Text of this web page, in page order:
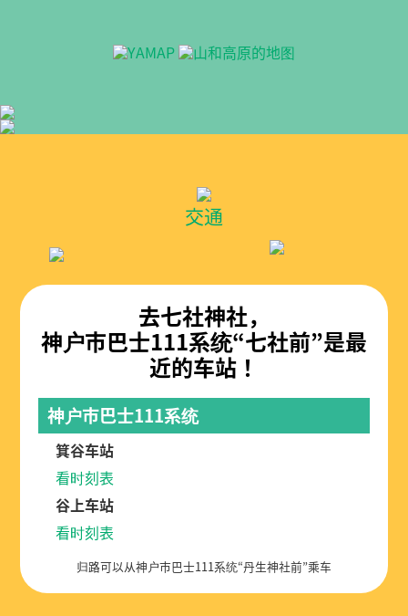
交通
去七社神社，
神户市巴士111系统“七社前”是最
近的车站！
神户市巴士111系统
箕谷车站
看时刻表
谷上车站
看时刻表
归路可以从神户市巴士111系统“丹生神社前”乘车